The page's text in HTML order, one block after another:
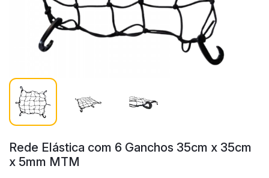
Rede Elástica com 6 Ganchos 35cm x 35cm
x 5mm MTM